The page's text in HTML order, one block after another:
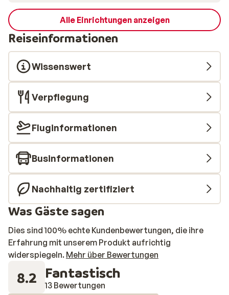
Alle Einrichtungen anzeigen
Reiseinformationen
Wissenswert
Verpflegung
Fluginformationen
Businformationen
Nachhaltig zertifiziert
Was Gäste sagen
Dies sind 100% echte Kundenbewertungen, die ihre
Erfahrung mit unserem Produkt aufrichtig
widerspiegeln. Mehr über Bewertungen
8.2 Fantastisch
13 Bewertungen